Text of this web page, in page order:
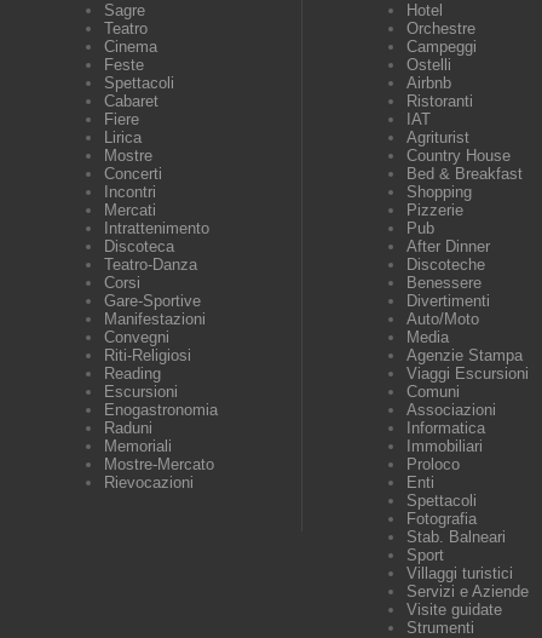
Sagre
Teatro
Cinema
Feste
Spettacoli
Cabaret
Fiere
Lirica
Mostre
Concerti
Incontri
Mercati
Intrattenimento
Discoteca
Teatro-Danza
Corsi
Gare-Sportive
Manifestazioni
Convegni
Riti-Religiosi
Reading
Escursioni
Enogastronomia
Raduni
Memoriali
Mostre-Mercato
Rievocazioni
Hotel
Orchestre
Campeggi
Ostelli
Airbnb
Ristoranti
IAT
Agriturist
Country House
Bed & Breakfast
Shopping
Pizzerie
Pub
After Dinner
Discoteche
Benessere
Divertimenti
Auto/Moto
Media
Agenzie Stampa
Viaggi Escursioni
Comuni
Associazioni
Informatica
Immobiliari
Proloco
Enti
Spettacoli
Fotografia
Stab. Balneari
Sport
Villaggi turistici
Servizi e Aziende
Visite guidate
Strumenti